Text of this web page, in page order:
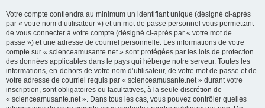
Votre compte contiendra au minimum un identifiant unique (désigné ci-après
par « votre nom d’utilisateur ») et un mot de passe personnel vous permettant
de vous connecter à votre compte (désigné ci-après par « votre mot de
passe ») et une adresse de courriel personnelle. Les informations de votre
compte sur « scienceamusante.net » sont protégées par les lois de protection
des données applicables dans le pays qui héberge notre serveur. Toutes les
informations, en-dehors de votre nom d’utilisateur, de votre mot de passe et de
votre adresse de courriel requis par « scienceamusante.net » durant votre
inscription, sont obligatoires ou facultatives, à la seule discrétion de
« scienceamusante.net ». Dans tous les cas, vous pouvez contrôler quelles